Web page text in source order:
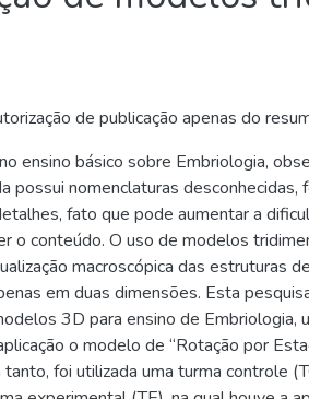
de publicação apenas do
ensino básico sobre Embriologia,
possui nomenclaturas desconhecidas,
fato que pode aumentar a
o conteúdo. O uso de modelos
macroscópica das estruturas
em duas dimensões. Esta
3D para ensino de Embriologia,
o modelo de “Rotação por
foi utilizada uma turma controle